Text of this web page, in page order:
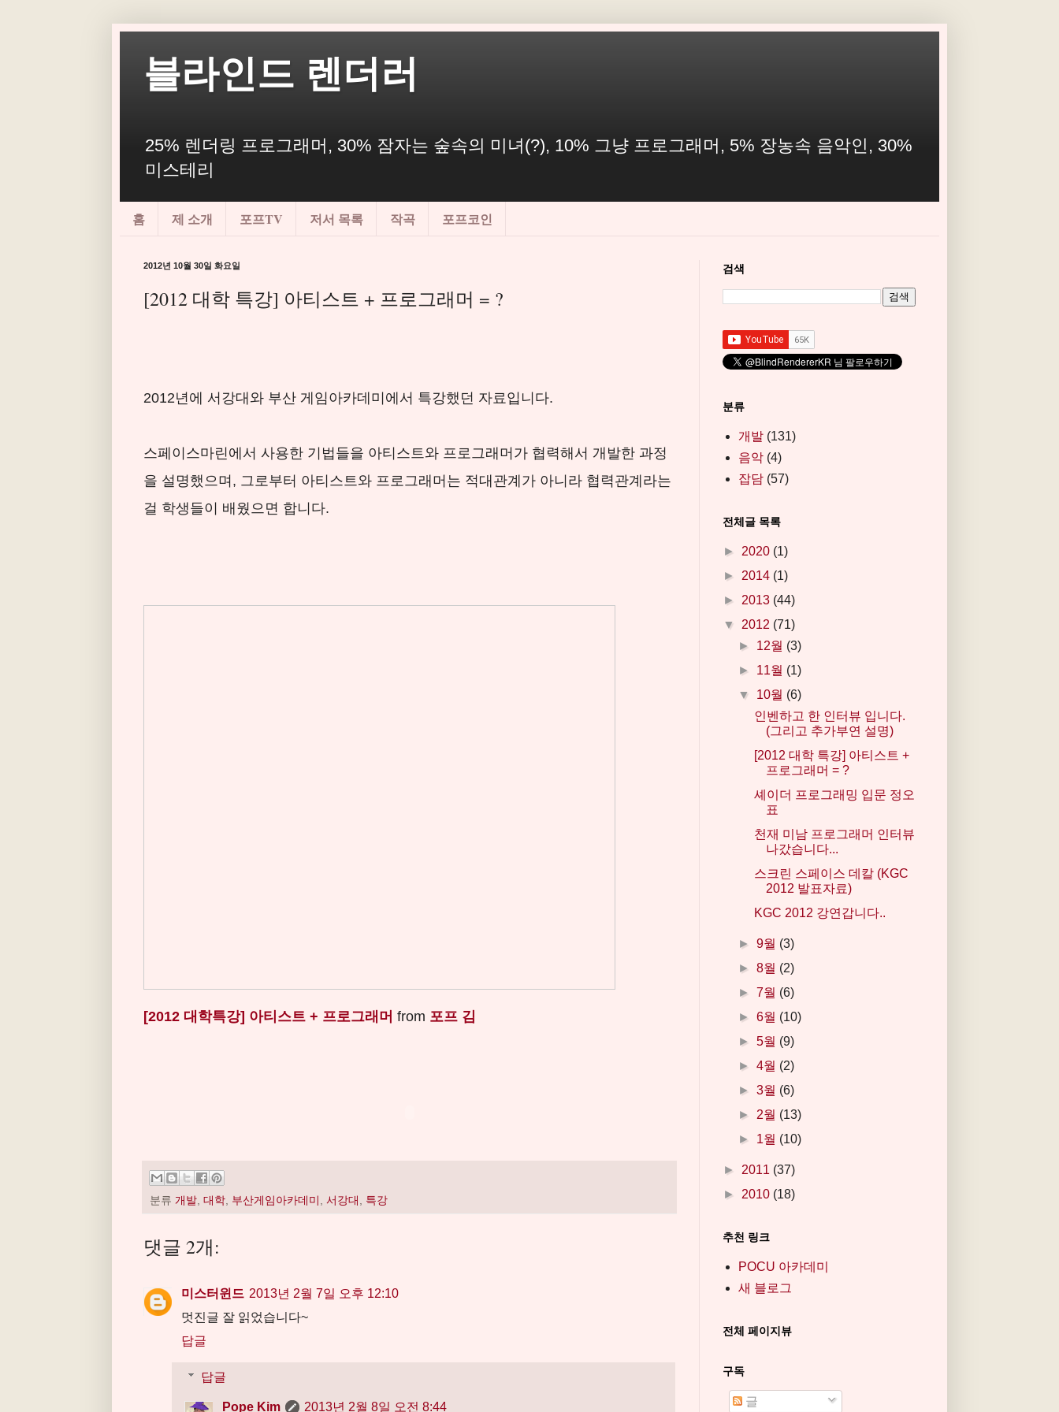
블라인드 렌더러
25% 렌더링 프로그래머, 30% 잠자는 숲속의 미녀(?), 10% 그냥 프로그래머, 5% 장농속 음악인, 30%
미스테리
홈 제 소개 포프TV 저서 목록 작곡 포프코인
2012년 10월 30일 화요일
[2012 대학 특강] 아티스트 + 프로그래머 = ?
2012년에 서강대와 부산 게임아카데미에서 특강했던 자료입니다.
스페이스마린에서 사용한 기법들을 아티스트와 프로그래머가 협력해서 개발한 과정
을 설명했으며, 그로부터 아티스트와 프로그래머는 적대관계가 아니라 협력관계라는
걸 학생들이 배웠으면 합니다.
[2012 대학특강] 아티스트 + 프로그래머 from 포프 김
분류 개발 대학 부산게임아카데미 서강대 특강
댓글 2개:
미스터윈드 2013년 2월 7일 오후 12:10
멋진글 잘 읽었습니다~
답글
답글
Pope Kim 2013년 2월 8일 오전 8:44
검색
분류
개발 (131)
음악 (4)
잡담 (57)
전체글 목록
► 2020 (1)
► 2014 (1)
► 2013 (44)
▼ 2012 (71)
► 12월 (3)
► 11월 (1)
▼ 10월 (6)
인벤하고 한 인터뷰 입니다.
(그리고 추가부연 설명)
[2012 대학 특강] 아티스트 +
프로그래머 = ?
셰이더 프로그래밍 입문 정오
표
천재 미남 프로그래머 인터뷰
나갔습니다...
스크린 스페이스 데칼 (KGC
2012 발표자료)
KGC 2012 강연갑니다..
►9월 (3)
►8월 (2)
►7월 (6)
►6월 (10)
►5월 (9)
►4월 (2)
►3월 (6)
► 2월 (13)
► 1월 (10)
► 2011 (37)
► 2010 (18)
추천 링크
POCU 아카데미
새 블로그
전체 페이지뷰
구독
글